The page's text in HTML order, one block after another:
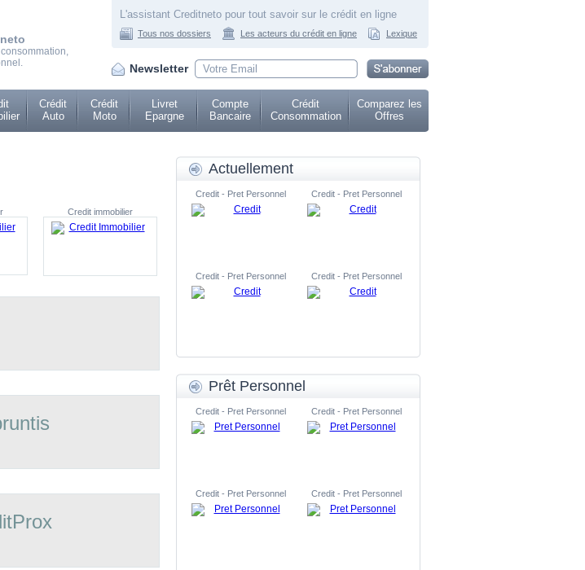
L'assistant Creditneto pour tout savoir sur le crédit en ligne
Tous nos dossiers Les acteurs du crédit en ligne Lexique
Newsletter
Crédit
Auto
Crédit
Moto
Livret
Epargne
Compte
Bancaire
Crédit
Consommation
Comparez les
Offres
Credit immobilier
Actuellement
Credit - Pret Personnel Credit - Pret Personnel
Credit - Pret Personnel Credit - Pret Personnel
Prêt Personnel
Credit - Pret Personnel Credit - Pret Personnel
Credit - Pret Personnel Credit - Pret Personnel